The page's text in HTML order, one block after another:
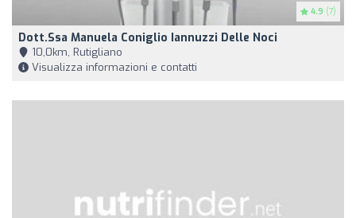
4.9 (7)
Dott.ssa Manuela Coniglio Iannuzzi Delle Noci
10,0km, Rutigliano
Visualizza informazioni e contatti